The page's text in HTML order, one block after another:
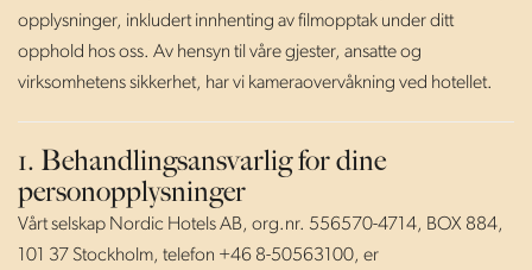
opplysninger, inkludert innhenting av filmopptak under ditt
opphold hos oss. Av hensyn til våre gjester, ansatte og
virksomhetens sikkerhet, har vi kameraovervåkning ved hotellet.
1. Behandlingsansvarlig for dine
personopplysninger
Vårt selskap Nordic Hotels AB, org.nr. 556570-4714, BOX 884,
101 37 Stockholm, telefon +46 8-50563100, er